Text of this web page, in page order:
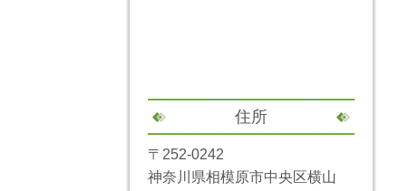
住所
〒252-0242
神奈川県相模原市中央区横山